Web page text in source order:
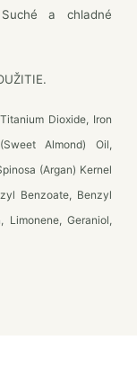
a chladné
Dioxide, Iron
Almond) Oil,
(Argan) Kernel
Benzoate, Benzyl
Limonene, Geraniol,